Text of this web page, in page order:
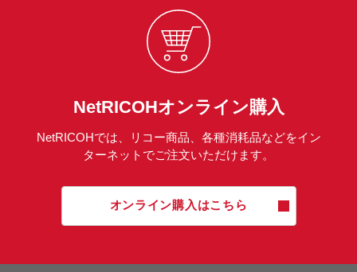
NetRICOHオンライン購入
NetRICOHでは、リコー商品、各種消耗品などをイン
ターネットでご注文いただけます。
オンライン購入はこちら